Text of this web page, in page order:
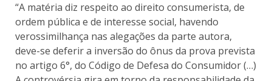
“A matéria diz respeito ao direito consumerista, de
ordem pública e de interesse social, havendo
verossimilhança nas alegações da parte autora,
deve-se deferir a inversão do ônus da prova prevista
no artigo 6°, do Código de Defesa do Consumidor (…)